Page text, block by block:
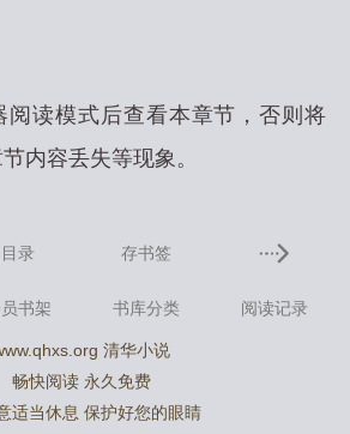
阅读模式后查看本章节，否则将
内容丢失等现象。
目录 存书签
书架 书库分类 阅读记录
清华小说
畅快阅读 永久免费
适当休息 保护好您的眼睛